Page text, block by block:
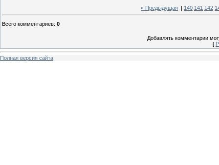
« Предыдущая | 140 141 142
Всего комментариев: 0
Добавлять комментарии
[
Полная версия сайта